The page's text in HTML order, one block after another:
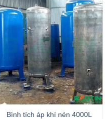
Bình tích áp khí nén 4000L